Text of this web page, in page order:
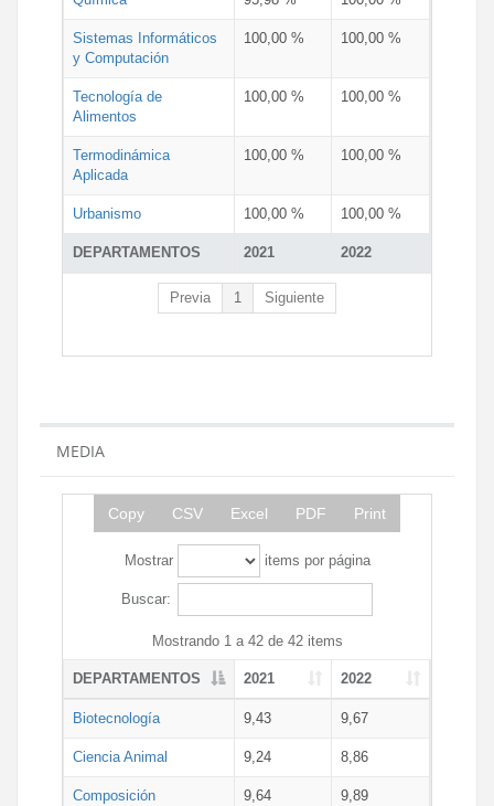
DEPARTAMENTOS 2021 2022
Sistemas Informáticos
y Computación
100,00 % 100,00 %
Tecnología de
Alimentos
100,00 % 100,00 %
Termodinámica
Aplicada
100,00 % 100,00 %
Urbanismo 100,00 % 100,00 %
Previa 1 Siguiente
MEDIA
Copy CSV Excel PDF Print
Mostrar items por página
Buscar:
Mostrando 1 a 42 de 42 items
DEPARTAMENTOS 2021 2022
Biotecnología 9,43 9,67
Ciencia Animal 9,24 8,86
Composición
9,64 9,89